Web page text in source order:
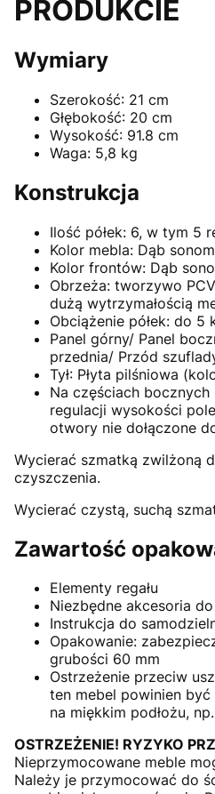
PRODUKCIE
Wymiary
Szerokość: 21 cm
Głębokość: 20 cm
Wysokość: 91.8 cm
Waga: 5,8 kg
Konstrukcja
Ilość półek: 6, w tym 5
Kolor mebla: Dąb
Kolor frontów: Dąb
Obrzeża: tworzywo
dużą wytrzymałością
Obciążenie półek: do 5
Panel górny/ Panel
przednia/ Przód
Tył: Płyta pilśniowa
Na częściach
regulacji wysokości
otwory nie dołączone
Wycierać szmatką zwilżoną
czyszczenia.
Wycierać czystą, suchą
Zawartość
Elementy regału
Niezbędne akcesoria
Instrukcja do
Opakowanie:
grubości 60 mm
Ostrzeżenie przeciw
ten mebel powinien być
na miękkim podłożu,
OSTRZEŻENIE! RYZYKO
Nieprzymocowane meble
Należy je przymocować do